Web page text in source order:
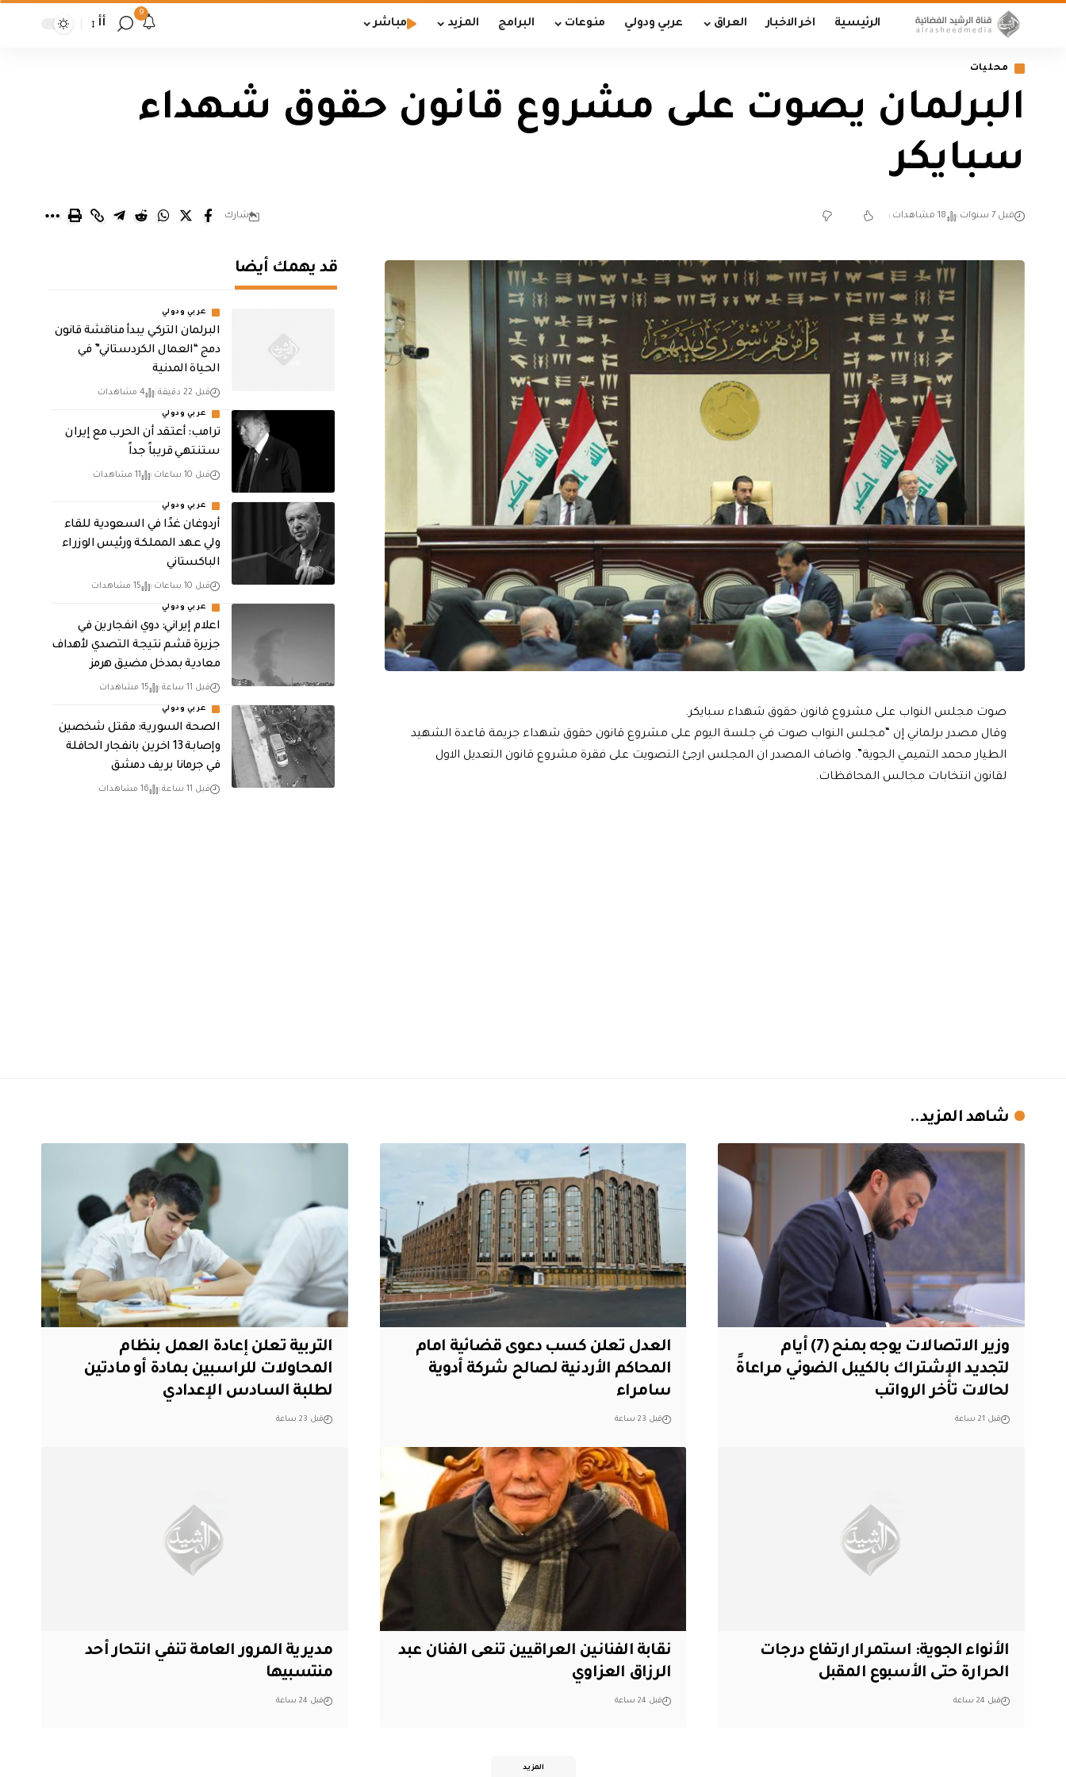
الرئيسية اخر الاخبار العراق عربي ودولي منوعات البرامج المزيد مباشر
9
أأ
محليات
البرلمان يصوت على مشروع قانون حقوق شهداء
سبايكر
قبل 7 سنوات 18 مشاهدات شارك
صوت مجلس النواب على مشروع قانون حقوق شهداء سبايكر.
وقال مصدر برلماني إن “مجلس النواب صوت في جلسة اليوم على مشروع قانون حقوق شهداء جريمة قاعدة الشهيد
الطيار محمد التميمي الجوية”. واضاف المصدر ان المجلس ارجئ التصويت على فقرة مشروع قانون التعديل الاول
لقانون انتخابات مجالس المحافظات.
قد يهمك أيضا
عربي ودولي
البرلمان التركي يبدأ مناقشة قانون
دمج “العمال الكردستاني” في
الحياة المدنية
قبل 22 دقيقة 4 مشاهدات
عربي ودولي
‏ترامب: أعتقد أن الحرب مع إيران
ستنتهي قريباً جداً
قبل 10 ساعات 11 مشاهدات
عربي ودولي
أردوغان غدًا في السعودية للقاء
ولي عهد المملكة ورئيس الوزراء
الباكستاني
قبل 10 ساعات 15 مشاهدات
عربي ودولي
اعلام إيراني: دوي انفجارين في
جزيرة قشم نتيجة التصدي لأهداف
معادية بمدخل مضيق هرمز
قبل 11 ساعة 15 مشاهدات
عربي ودولي
الصحة السورية: مقتل شخصين
وإصابة 13 اخرين بانفجار الحافلة
في جرمانا بريف دمشق
قبل 11 ساعة 16 مشاهدات
شاهد المزيد..
وزير الاتصالات يوجه بمنح (7) أيام
لتجديد الإشتراك بالكيبل الضوئي مراعاةً
لحالات تأخر الرواتب
قبل 21 ساعة
العدل تعلن كسب دعوى قضائية امام
المحاكم الأردنية لصالح شركة أدوية
سامراء
قبل 23 ساعة
التربية تعلن إعادة العمل بنظام
المحاولات للراسبين بمادة أو مادتين
لطلبة السادس الإعدادي
قبل 23 ساعة
الأنواء الجوية: استمرار ارتفاع درجات
الحرارة حتى الأسبوع المقبل
قبل 24 ساعة
نقابة الفنانين العراقيين تنعى الفنان عبد
الرزاق العزاوي
قبل 24 ساعة
مديرية المرور العامة تنفي انتحار أحد
منتسبيها
قبل 24 ساعة
المزيد